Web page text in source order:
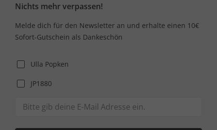
Nichts mehr verpassen!
Melde dich für den Newsletter an und erhalte einen 10€
Sofort-Gutschein als Dankeschön
Ulla Popken
JP1880